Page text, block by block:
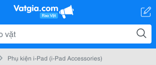
Phụ kiện i-Pad (i-Pad Accessories)